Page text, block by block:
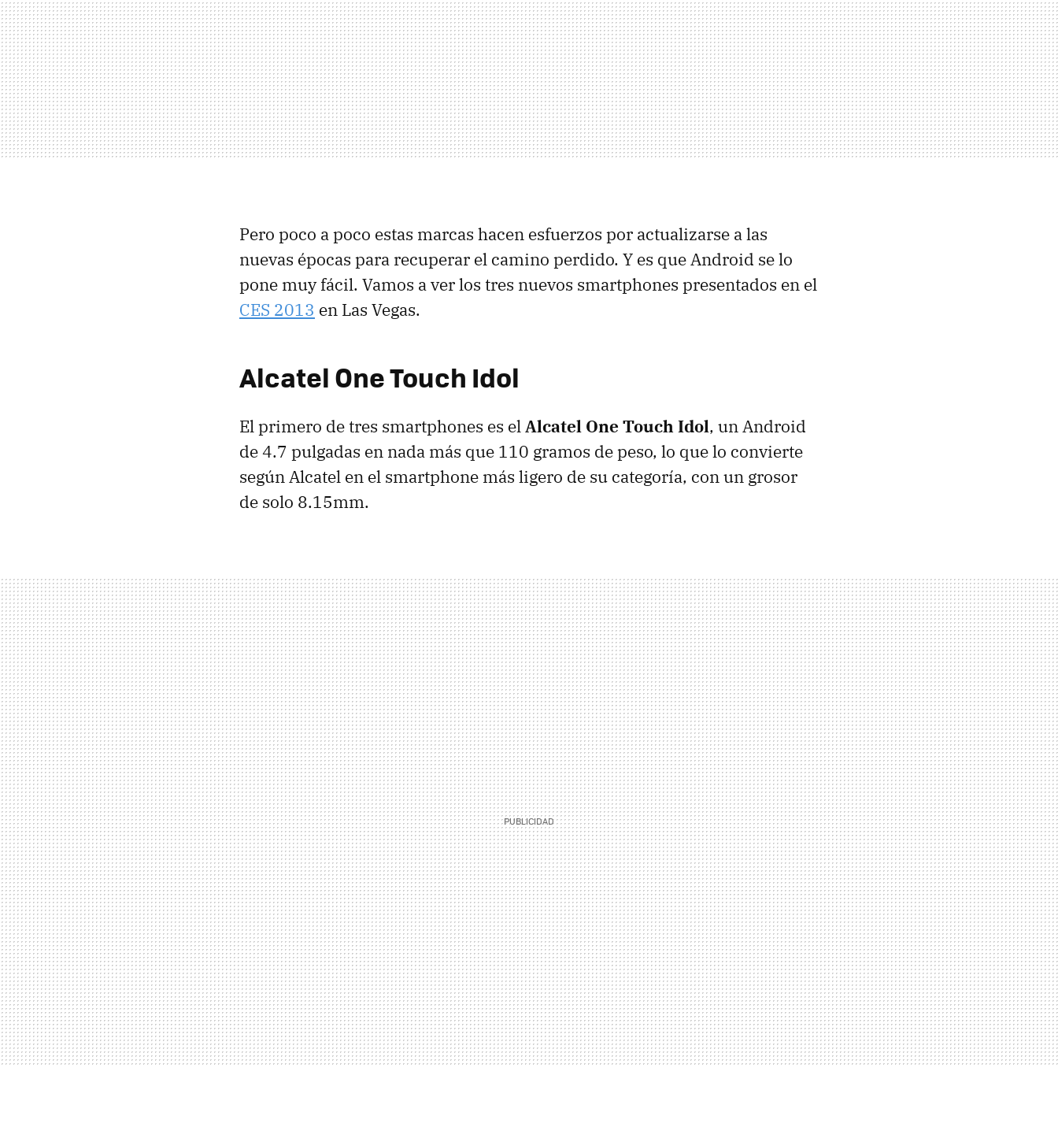
Pero poco a poco estas marcas hacen esfuerzos por actualizarse a las
nuevas épocas para recuperar el camino perdido. Y es que Android se lo
pone muy fácil. Vamos a ver los tres nuevos smartphones presentados en el
CES 2013 en Las Vegas.
Alcatel One Touch Idol
El primero de tres smartphones es elAlcatel One Touch Idol, un Android
de 4.7 pulgadas en nada más que 110 gramos de peso, lo que lo convierte
según Alcatel en el smartphone más ligero de su categoría, con un grosor
de solo 8.15mm.